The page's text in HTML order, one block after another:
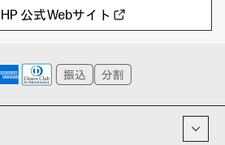
Poly
WXP（DEXツール）
タグ一覧
公式Webサイト